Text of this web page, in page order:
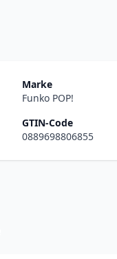
Marke
Funko POP!
GTIN-Code
0889698806855